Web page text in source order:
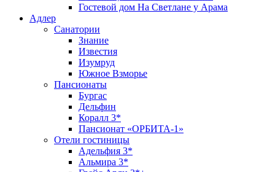
Гостевой дом На Светлане у Арама
Адлер
Санатории
Знание
Известия
Изумруд
Южное Взморье
Пансионаты
Бургас
Дельфин
Коралл 3*
Пансионат «ОРБИТА-1»
Отели гостиницы
Адельфия 3*
Альмира 3*